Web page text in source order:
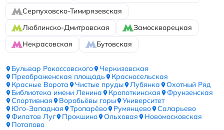
Серпуховско-Тимирязевская
Люблинско-Дмитровская
Замоскворецкая
Некрасовская
Бутовская
Бульвар Рокоссовского
Черкизовская
Преображенская площадь
Красносельская
Красные Ворота
Чистые пруды Лубянка
Охотный Ряд
Библиотека имени Ленина
Кропоткинская
Фрунзенская
Спортивная
Воробьёвы горы
Университет
Юго-Западная
Тропарёво Румянцево
Саларьево
Филатов Луг
Прокшино Ольховая
Новомосковская
Потапово